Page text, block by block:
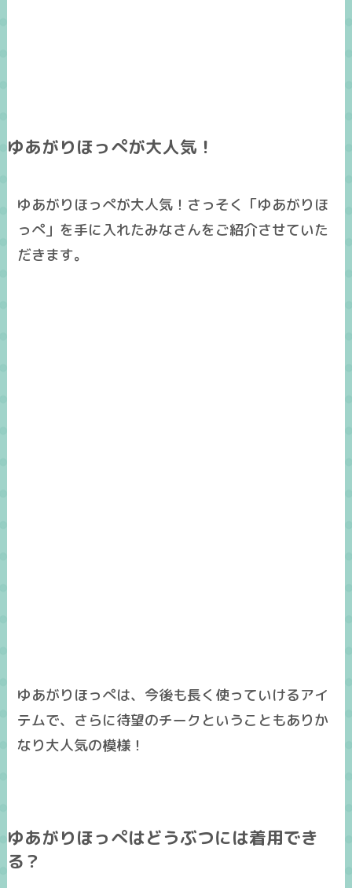
ゆあがりほっぺが大人気！
ゆあがりほっぺが大人気！さっそく「ゆあがりほ
っぺ」を手に入れたみなさんをご紹介させていた
だきます。
ゆあがりほっぺは、今後も長く使っていけるアイ
テムで、さらに待望のチークということもありか
なり大人気の模様！
ゆあがりほっぺはどうぶつには着用でき
る？